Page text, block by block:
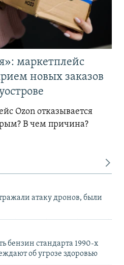
маркетплейс
новых заказов
Ozon отказывается
В чем причина?
атаку дронов, были
бензин стандарта 1990-х
об угрозе здоровью